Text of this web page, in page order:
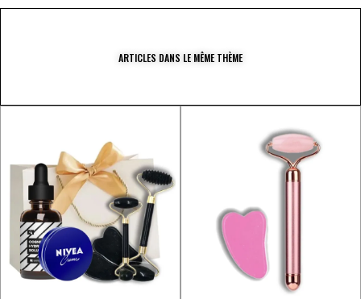
ARTICLES DANS LE MÊME THÈME